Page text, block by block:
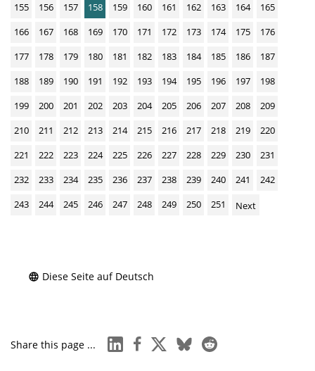
155
156 157 158 159 160 161 162 163 164
165
166
167 168 169 170 171 172 173 174 175
176
177
178 179 180 181 182 183 184 185 186
187
188
189 190 191 192 193 194 195 196 197
198
199
200 201 202 203 204 205 206 207 208
209
210
211 212 213 214 215 216 217 218 219
220
221
222 223 224 225 226 227 228 229 230
231
232
233 234 235 236 237 238 239 240 241
242
243
244 245 246 247 248 249 250 251 Next
Diese Seite auf Deutsch
Share this page ... linkedinfacebook
x blueskyreddit